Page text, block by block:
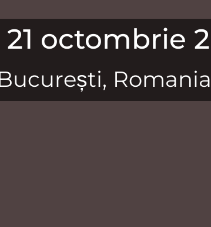
21 octombrie
Romania